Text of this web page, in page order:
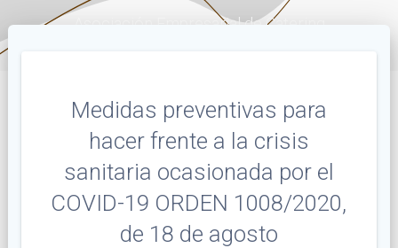
Asociación Empresarial de Catering
Medidas preventivas para
hacer frente a la crisis
sanitaria ocasionada por el
COVID-19 ORDEN 1008/2020,
de 18 de agosto